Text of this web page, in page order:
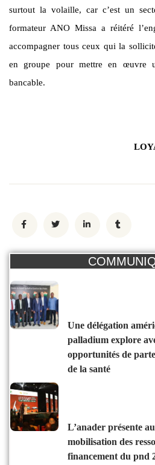
surtout la volaille, car c’est un
formateur ANO Missa a réitéré
accompagner tous ceux qui la
en groupe pour mettre en œuvre
bancable.
une délégation américaine du groupe
palladium explore
opportunités de
de la santé
l’anader présente au rendez-vous de la
mobilisation des
financement du pnd